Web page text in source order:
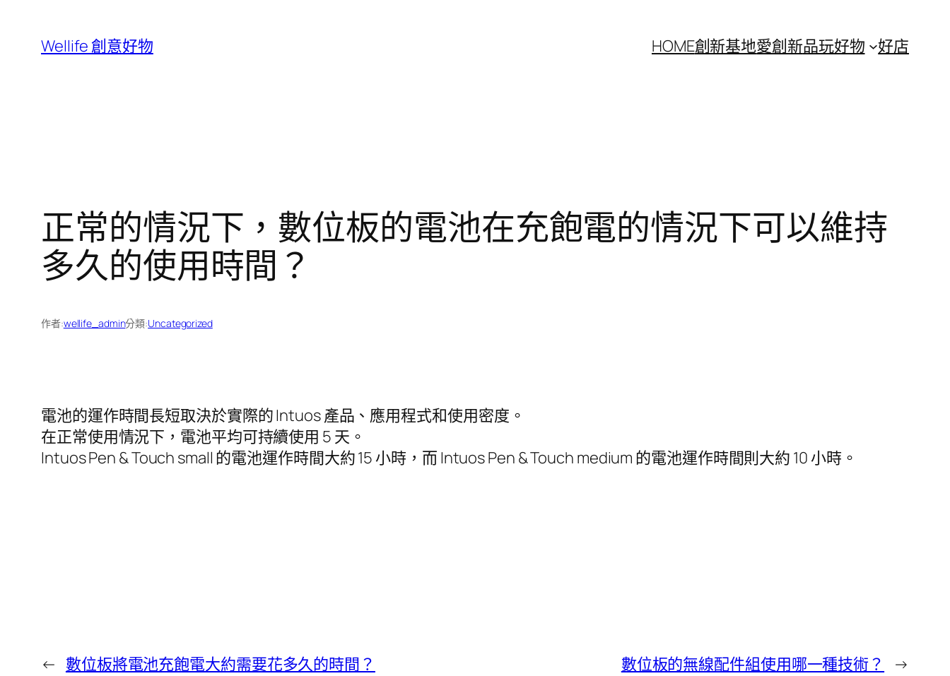
Wellife 創意好物 HOME創新基地愛創新品玩好物 好店
正常的情況下，數位板的電池在充飽電的情況下可以維持
多久的使用時間？
作者:wellife_admin分類:Uncategorized
電池的運作時間長短取決於實際的 Intuos 產品、應用程式和使用密度。
在正常使用情況下，電池平均可持續使用 5 天。
Intuos Pen & Touch small 的電池運作時間大約 15 小時，而 Intuos Pen & Touch medium 的電池運作時間則大約 10 小時。
← 數位板將電池充飽電大約需要花多久的時間？ 數位板的無線配件組使用哪一種技術？ →